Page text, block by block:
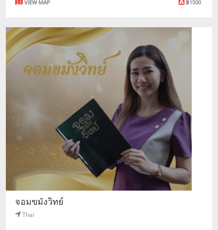
VIEW MAP ฿1500
จอมขมังวิทย์
Thai